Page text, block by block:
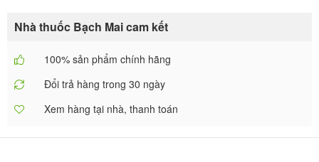
Nhà thuốc Bạch Mai cam kết
100% sản phẩm chính hãng
Đổi trả hàng trong 30 ngày
Xem hàng tại nhà, thanh toán